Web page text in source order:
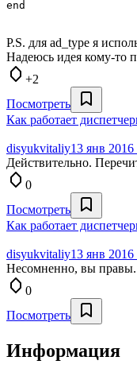
P.S. для ad_type я
Надеюсь идея кому-то
+2
Посмотреть
Как работает
disyukvitaliy13 янв 2016
Действительно.
0
Посмотреть
Как работает
disyukvitaliy13 янв
Несомненно, вы правы.
0
Посмотреть
Информация